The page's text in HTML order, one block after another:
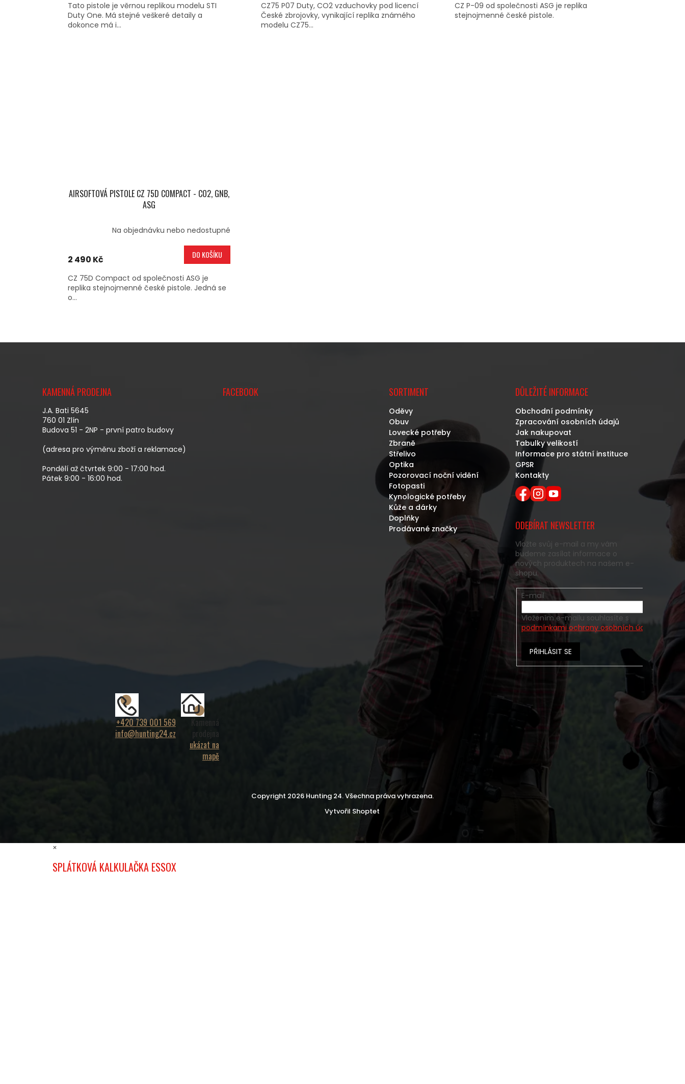
Tato pistole je věrnou replikou modelu STI
Duty One. Má stejné veškeré detaily a
dokonce má i...
CZ75 P07 Duty, CO2 vzduchovky pod licencí
České zbrojovky, vynikající replika známého
modelu CZ75...
CZ P-09 od společnosti ASG je replika
stejnojmenné české pistole.
AIRSOFTOVÁ PISTOLE CZ 75D COMPACT - CO2, GNB,
ASG
Na objednávku nebo nedostupné
2 490 Kč DO KOŠÍKU
CZ 75D Compact od společnosti ASG je
replika stejnojmenné české pistole. Jedná se
o...
V
KAMENNÁ PRODEJNA
J.A. Bati 5645
760 01 Zlín
Budova 51 - 2NP - první patro budovy
(adresa pro výměnu zboží a reklamace)
Pondělí až čtvrtek 9:00 - 17:00 hod.
Pátek 9:00 - 16:00 hod.
FACEBOOK SORTIMENT
Oděvy
Obuv
Lovecké potřeby
Zbraně
Střelivo
Optika
Pozorovací noční vidění
Fotopasti
Kynologické potřeby
Kůže a dárky
Doplňky
Prodávané značky
DŮLEŽITÉ INFORMACE
Obchodní podmínky
Zpracování osobních údajů
Jak nakupovat
Tabulky velikostí
Informace pro státní instituce
GPSR
Kontakty
ODEBÍRAT NEWSLETTER
Vložte svůj e-mail a my vám
budeme zasílat informace o
nových produktech na našem e-
shopu.
E-mail
Vložením e-mailu souhlasíte s
podmínkami ochrany osobních údajů
PŘIHLÁSIT SE
+420 739 001 569
info@hunting24.cz
Kamenná
prodejna
ukázat na
mapě
Vytvořil Shoptet
Copyright 2026 Hunting 24. Všechna práva vyhrazena.
×
SPLÁTKOVÁ KALKULAČKA ESSOX